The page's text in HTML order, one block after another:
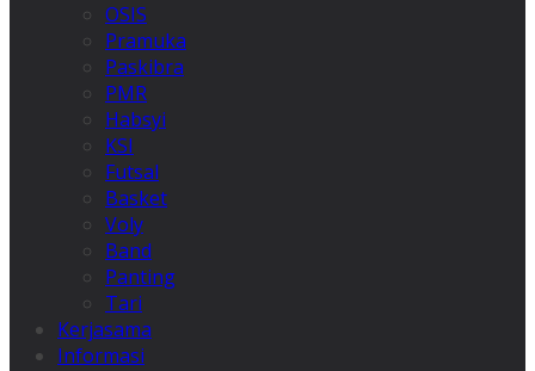
OSIS
Pramuka
Paskibra
PMR
Habsyi
KSI
Futsal
Basket
Voly
Band
Panting
Tari
Kerjasama
Informasi